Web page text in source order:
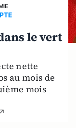
le vert
nette
au mois de
mois